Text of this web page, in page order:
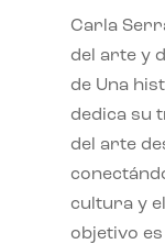
Carla
del arte y
de Una
dedica su
del arte
cultura y
objetivo